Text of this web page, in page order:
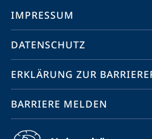
Service-
Navigation
IMPRESSUM
DATENSCHUTZ
ERKLÄRUNG ZUR
BARRIERE MELDEN